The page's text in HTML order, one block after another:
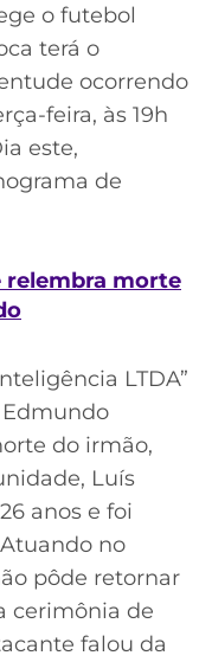
o futebol
terá o
ocorrendo
feira, às 19h
este,
de
relembra morte
LTDA”
do irmão,
Luís
anos e foi
no
pôde retornar
cerimônia de
falou da